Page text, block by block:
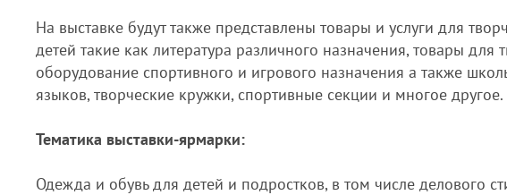
На выставке будут также представлены товары и услуги для
детей такие как литература различного назначения, товары
оборудование спортивного и игрового назначения а также
языков, творческие кружки, спортивные секции и многое другое.
Тематика выставки-ярмарки:
Одежда и обувь для детей и подростков, в том числе делового